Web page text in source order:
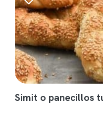
Simit o panecillos